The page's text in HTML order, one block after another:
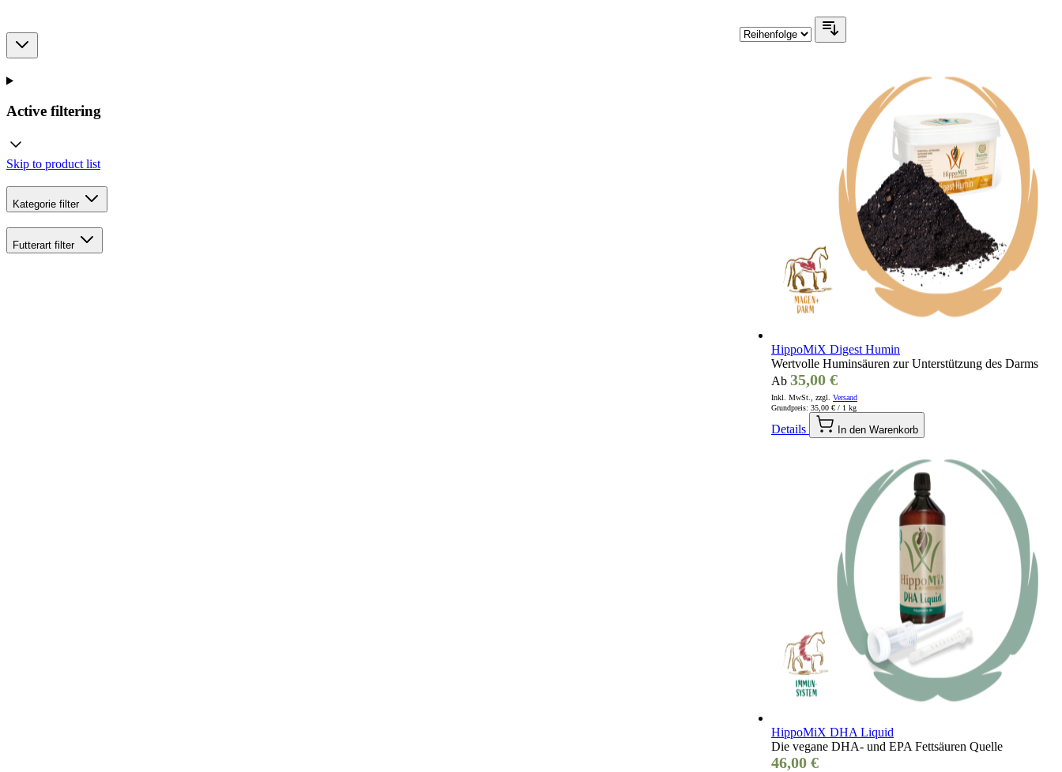
Active filtering
Skip to product list
Kategorie filter
Futterart filter
HippoMiX Digest Humin
Wertvolle Huminsäuren zur Unterstützung des Darms
Ab 35,00 €
Inkl. MwSt., zzgl. Versand
Grundpreis: 35,00 € / 1 kg
Details In den Warenkorb
HippoMiX DHA Liquid
Die vegane DHA- und EPA Fettsäuren Quelle
46,00 €